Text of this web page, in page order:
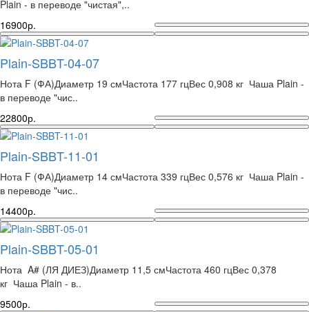
Plain - в переводе "чистая",..
16900р.
Plain-SBBT-04-07
Нота F (ФА)Диаметр 19 смЧастота 177 гцВес 0,908 кг Чаша Plain -
в переводе "чис..
22800р.
Plain-SBBT-11-01
Нота F (ФА)Диаметр 14 смЧастота 339 гцВес 0,576 кг Чаша Plain -
в переводе "чис..
14400р.
Plain-SBBT-05-01
Нота A# (ЛЯ ДИЕЗ)Диаметр 11,5 смЧастота 460 гцВес 0,378
кг Чаша Plain - в..
9500р.